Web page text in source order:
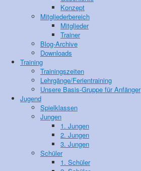
Konzept
Mitgliederbereich
Mitglieder
Trainer
Blog-Archive
Downloads
Training
Trainingszeiten
Lehrgänge/Ferientraining
Unsere Basis-Gruppe für Anfänger
Jugend
Spielklassen
Jungen
1. Jungen
2. Jungen
3. Jungen
Schüler
1. Schüler